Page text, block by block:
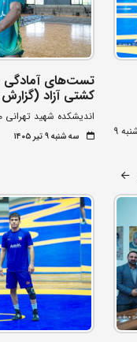
کمپ تیم های ملی کشتی شهید سلیمانی - سه شنبه 9
تست‌های آمادگی
کشتی آزاد
اندیشکده شهید تهرانی
سه شنبه ۹ تیر ۱۴۰۵